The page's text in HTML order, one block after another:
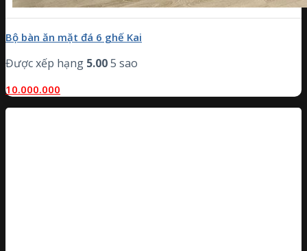
Bộ bàn ăn mặt đá 6 ghế Kai
Được xếp hạng 5.005 sao
10.000.000